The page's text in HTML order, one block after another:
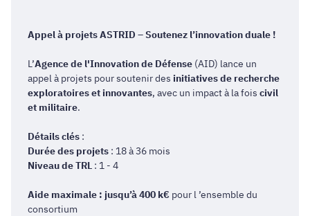
Appel à projets ASTRID – Soutenez l’innovation duale !
L’Agence de l'Innovation de Défense (AID) lance un
appel à projets pour soutenir des initiatives de recherche
exploratoires et innovantes, avec un impact à la fois civil
et militaire.
Détails clés :
Durée des projets : 18 à 36 mois
Niveau de TRL : 1 - 4
Aide maximale : jusqu’à 400 k€ pour l ’ensemble du
consortium